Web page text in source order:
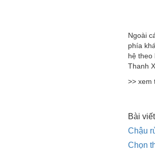
Ngoài
phía
hệ theo
Thanh
>> xem
Bài
Chậu
Chọn